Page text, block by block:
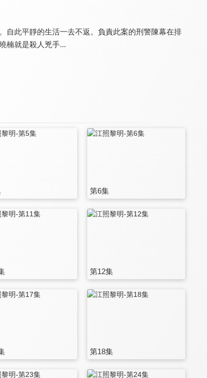
自此平靜的生活一去不返。負責此案的刑警陳幕在排
楠就是殺人兇手...
第6集
第12集
第18集